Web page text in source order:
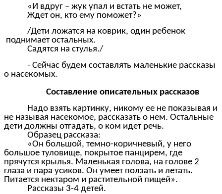
«И вдруг – жук упал и встать не может,
Ждет он, кто ему поможет?»
/Дети ложатся на коврик, один ребенок
поднимает остальных.
Садятся на стулья./
- Сейчас будем составлять маленькие рассказы
о насекомых.
Составление описательных рассказов
Надо взять картинку, никому ее не показывая и
не называя насекомое, рассказать о нем. Остальные
дети должны отгадать, о ком идет речь.
Образец рассказа:
«Он большой, темно-коричневый, у него
большое туловище, покрытое панцирем, где
прячутся крылья. Маленькая голова, на голове 2
глаза и пара усиков. Он умеет ползать и летать.
Питается нектаром и растительной пищей».
Рассказы 3-4 детей.